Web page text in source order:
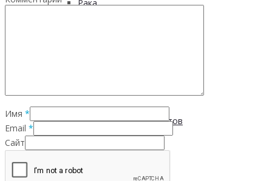
Рака
Безопасность пациентов
Имя *
Email *
Сайт